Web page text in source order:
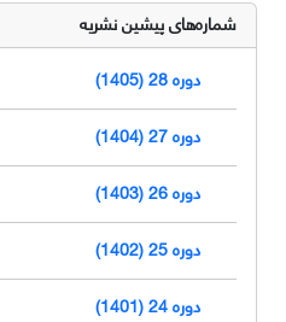
شماره‌های پیشین نشریه
دوره 28 (1405)
دوره 27 (1404)
دوره 26 (1403)
دوره 25 (1402)
دوره 24 (1401)